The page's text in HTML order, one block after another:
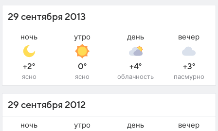
29 сентября 2013
ночь
+2°
ясно
утро
0°
ясно
день
+4°
облачность
вечер
+3°
пасмурно
29 сентября 2012
ночь утро день вечер